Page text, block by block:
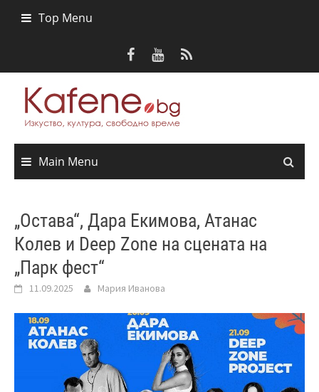
Top Menu
Main Menu
„Остава“, Дара Екимова, Атанас
Колев и Deep Zone на сцената на
„Парк фест“
11.09.2025 Мария Иванова